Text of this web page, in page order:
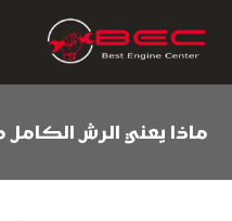
ماذا يعني الرش الكامل